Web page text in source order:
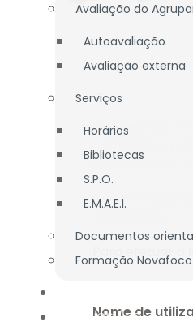
Avaliação do
Autoavaliação
Avaliação externa
Serviços
Horários
Bibliotecas
S.P.O.
E.M.A.E.I.
Documentos
Formação Novafoco
ALUNOS / E.E.
Este espaço é
autorizados
supervisionar,
O AEMT
Para efetuar
Nome de